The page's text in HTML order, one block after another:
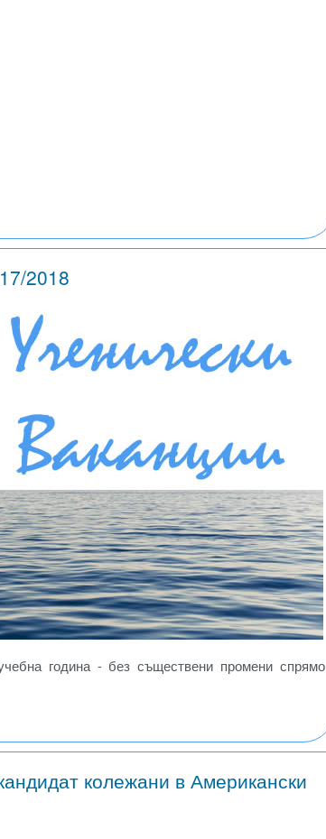
2018
година - без съществени промени спрямо
колежани в Американски